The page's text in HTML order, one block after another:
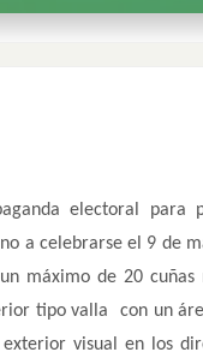
electoral para
a celebrarse el 9 de
máximo de 20 cuñas
tipo valla con un
visual en los